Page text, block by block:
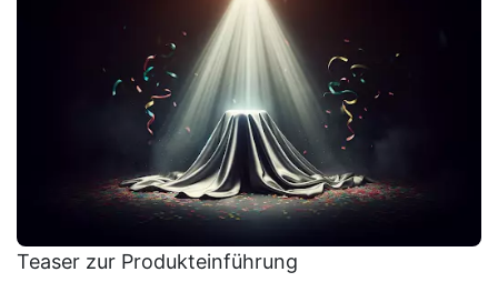
Teaser zur Produkteinführung